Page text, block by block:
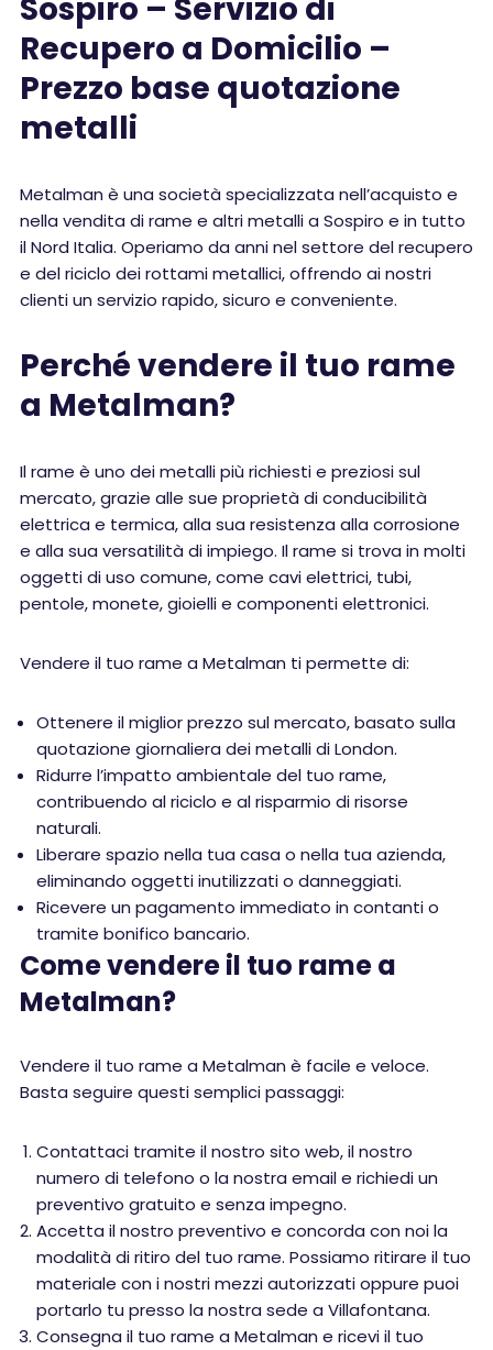
Sospiro – Servizio di
Recupero a Domicilio –
Prezzo base quotazione
metalli
Metalman è una società specializzata nell’acquisto e
nella vendita di rame e altri metalli a Sospiro e in tutto
il Nord Italia. Operiamo da anni nel settore del recupero
e del riciclo dei rottami metallici, offrendo ai nostri
clienti un servizio rapido, sicuro e conveniente.
Perché vendere il tuo rame
a Metalman?
Il rame è uno dei metalli più richiesti e preziosi sul
mercato, grazie alle sue proprietà di conducibilità
elettrica e termica, alla sua resistenza alla corrosione
e alla sua versatilità di impiego. Il rame si trova in molti
oggetti di uso comune, come cavi elettrici, tubi,
pentole, monete, gioielli e componenti elettronici.
Vendere il tuo rame a Metalman ti permette di:
Ottenere il miglior prezzo sul mercato, basato sulla
quotazione giornaliera dei metalli di London.
Ridurre l’impatto ambientale del tuo rame,
contribuendo al riciclo e al risparmio di risorse
naturali.
Liberare spazio nella tua casa o nella tua azienda,
eliminando oggetti inutilizzati o danneggiati.
Ricevere un pagamento immediato in contanti o
tramite bonifico bancario.
Come vendere il tuo rame a
Metalman?
Vendere il tuo rame a Metalman è facile e veloce.
Basta seguire questi semplici passaggi:
Contattaci tramite il nostro sito web, il nostro
numero di telefono o la nostra email e richiedi un
preventivo gratuito e senza impegno.
Accetta il nostro preventivo e concorda con noi la
modalità di ritiro del tuo rame. Possiamo ritirare il tuo
materiale con i nostri mezzi autorizzati oppure puoi
portarlo tu presso la nostra sede a Villafontana.
Consegna il tuo rame a Metalman e ricevi il tuo